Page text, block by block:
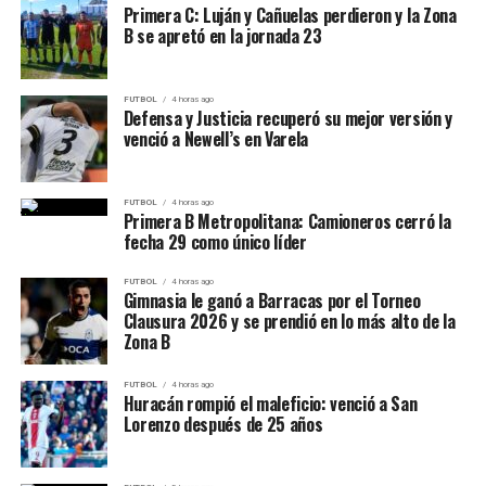
47 minutos
Simakin, séptimo cabeza de serie, consiguió la primera
ventaja al cerrar un apretado parcial inicial por 7-5.
Poullain respondió inmediatamente. El francés elevó su
rendimiento, dominó el segundo set por 6-2 y trasladó
ese impulso al parcial decisivo. Allí volvió a conseguir la
tanto figura a los 32. Luján descontó por intermedio de
Facundo Rojas a los 60 minutos.
Existe una diferencia dentro de la propia fuente
respecto del autor del segundo gol: el registro
estadístico se lo adjudica también a Gallucci, mientras
que la crónica periodística señala a
como autor del 2-0. Hasta contar con una confirmación
futbolistas.
La expulsión modificó definitivamente el escenario. Con
superioridad numérica, Defensa encontró mayores
espacios y comenzó a imponer condiciones.
El Halcón dominó el complemento
Primera C: Luján y Cañuelas perdieron y la Zona
B se apretó en la jornada 23
FUTBOL 4 horas ago
Defensa y Justicia recuperó su mejor versión y
venció a Newell’s en Varela
FUTBOL 4 horas ago
Primera B Metropolitana: Camioneros cerró la
fecha 29 como único líder
FUTBOL 4 horas ago
Gimnasia le ganó a Barracas por el Torneo
Clausura 2026 y se prendió en lo más alto de la
Zona B
FUTBOL 4 horas ago
Huracán rompió el maleficio: venció a San
Lorenzo después de 25 años